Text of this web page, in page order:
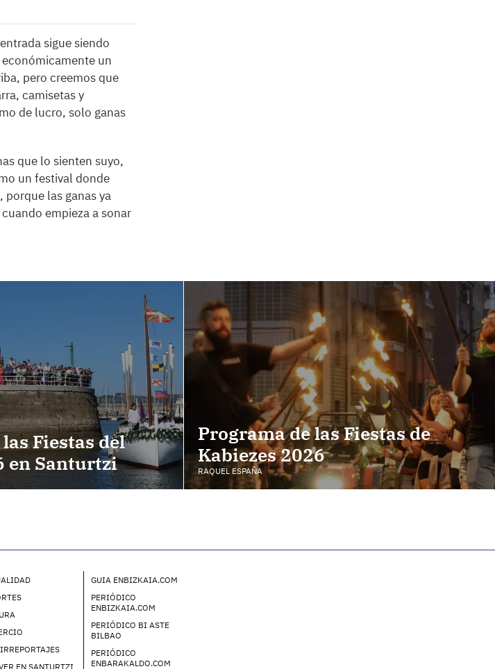
sigue siendo
un
pero creemos que
camisetas y
de lucro, solo ganas
que lo sienten suyo,
un festival donde
porque las ganas ya
empieza a sonar
Fiestas del
en Santurtzi
Programa de las Fiestas de
Kabiezes 2026
RAQUEL ESPAÑA
EN SANTURTZI
GUIA ENBIZKAIA.COM
PERIÓDICO
ENBIZKAIA.COM
PERIÓDICO BI ASTE
BILBAO
PERIÓDICO
ENBARAKALDO.COM